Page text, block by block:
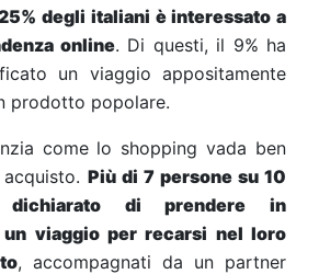
degli italiani è interessato a
online. Di questi, il 9% ha
un viaggio appositamente
prodotto popolare.
come lo shopping vada ben
Più di 7 persone su 10
dichiarato di prendere in
un viaggio per recarsi nel loro
, accompagnati da un partner